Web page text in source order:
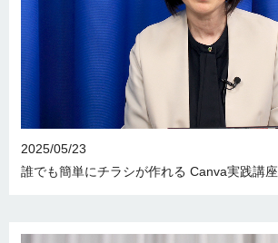
2025/05/23
誰でも簡単にチラシが作れる Canva実践講座